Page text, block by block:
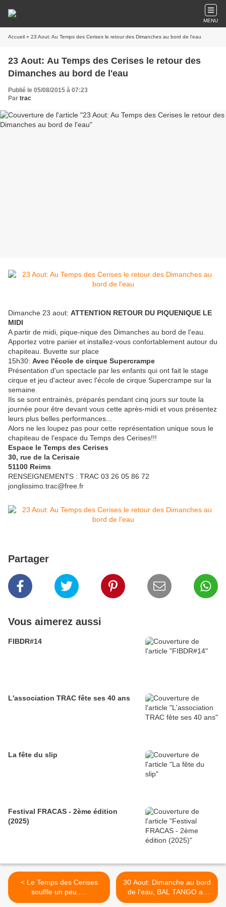
MENU
Accueil » 23 Aout: Au Temps des Cerises le retour des Dimanches au bord de l'eau
23 Aout: Au Temps des Cerises le retour des
Dimanches au bord de l'eau
Publié le 05/08/2015 à 07:23
Par trac
Dimanche 23 aout: ATTENTION RETOUR DU PIQUENIQUE LE
MIDI
A partir de midi, pique-nique des Dimanches au bord de l'eau.
Apportez votre panier et installez-vous confortablement autour du
chapiteau. Buvette sur place
15h30: Avec l'école de cirque Supercrampe
Présentation d'un spectacle par les enfants qui ont fait le stage
cirque et jeu d'acteur avec l'école de cirque Supercrampe sur la
semaine.
Ils se sont entrainés, préparés pendant cinq jours sur toute la
journée pour être devant vous cette après-midi et vous présentez
leurs plus belles performances...
Alors ne les loupez pas pour cette représentation unique sous le
chapiteau de l'espace du Temps des Cerises!!!
Espace le Temps des Cerises
30, rue de la Cerisaie
51100 Reims
RENSEIGNEMENTS : TRAC 03 26 05 86 72
jonglissimo.trac@free.fr
Partager
Vous aimerez aussi
FIBDR#14
L'association TRAC fête ses 40 ans
La fête du slip
Festival FRACAS - 2ème édition
(2025)
< Le Temps des Cerises
souffle un peu.....
30 Aout: Dimanche au bord
de l'eau, BAL TANGO au
Temps des Cerises >